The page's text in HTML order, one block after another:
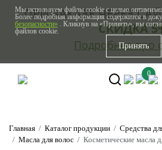
ПРИ ЗАКАЗЕ ЧЕРЕЗ
СКИДКА
Подробнее про
0
Главная Каталог продукции
Средства
Масла для волос
Косметические масла
Мы используем файлы cookie с целью
Более подробная информация содержится в
безопасности» . Кликнув на «Принять», вы
файлов cookie.
Принять